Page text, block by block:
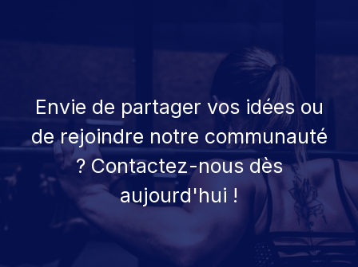
Envie de partager vos idées ou
de rejoindre notre communauté
? Contactez-nous dès
aujourd'hui !